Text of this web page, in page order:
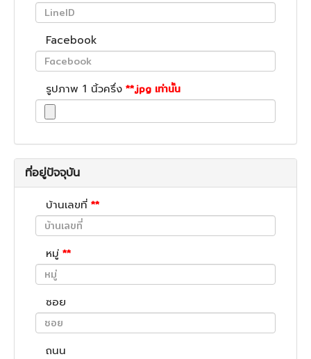
Facebook
รูปภาพ 1 นิ้วครึ่ง **.jpg เท่านั้น
ที่อยู่ปัจจุบัน
บ้านเลขที่ **
หมู่ **
ซอย
ถนน